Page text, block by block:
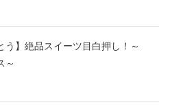
う】絶品スイーツ目白押し！～
～